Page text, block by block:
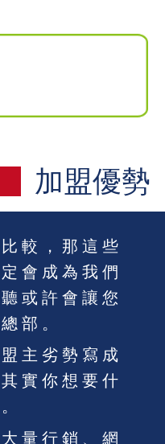
加盟優勢
較，那這些
會成為我們
或許會讓您
部。
主劣勢寫成
實你想要什
量行銷、網